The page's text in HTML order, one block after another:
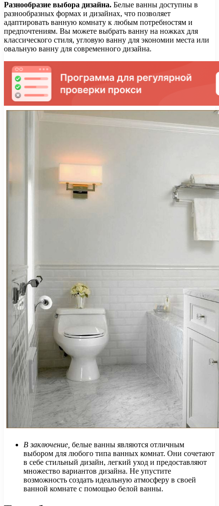
Разнообразие выбора дизайна. Белые ванны доступны в
разнообразных формах и дизайнах, что позволяет
адаптировать ванную комнату к любым потребностям и
предпочтениям. Вы можете выбрать ванну на ножках для
классического стиля, угловую ванну для экономии места или
овальную ванну для современного дизайна.
В заключение, белые ванны являются отличным
выбором для любого типа ванных комнат. Они сочетают
в себе стильный дизайн, легкий уход и предоставляют
множество вариантов дизайна. Не упустите
возможность создать идеальную атмосферу в своей
ванной комнате с помощью белой ванны.